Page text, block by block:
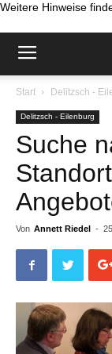
Weitere Hinweise
Start Delitzsch -
Delitzsch - Eilenburg
Suche
Von Annett Riedel -